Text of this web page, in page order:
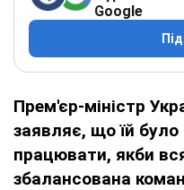
Google
Прем'єр-міністр
заявляє, що їй
працювати, якби
збалансована